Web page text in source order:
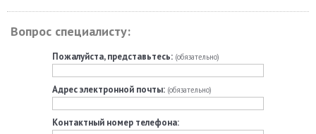
Вопрос специалисту:
Пожалуйста, представьтесь: (обязательно)
Адрес электронной почты: (обязательно)
Контактный номер телефона: